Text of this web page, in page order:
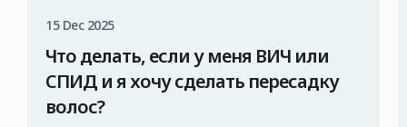
15 Dec 2025
Что делать, если у меня ВИЧ или
СПИД и я хочу сделать пересадку
волос?